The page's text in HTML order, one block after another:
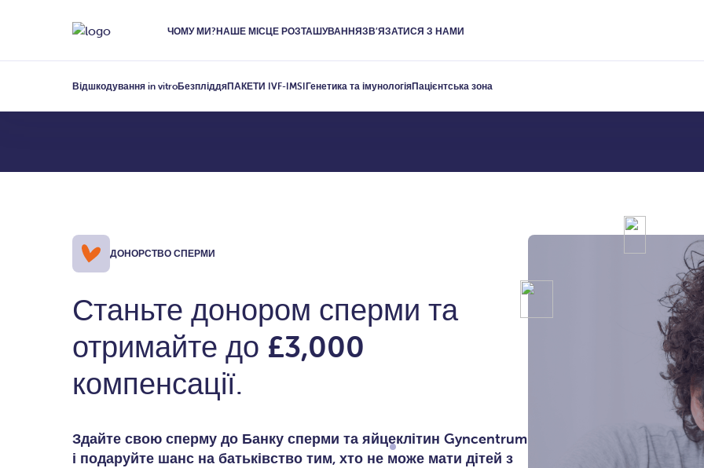
ЧОМУ МИ?НАШЕ МІСЦЕ РОЗТАШУВАННЯЗВ’ЯЗАТИСЯ З НАМИ
Відшкодування in vitroБезпліддяПАКЕТИ IVF-IMSIГенетика та імунологіяПацієнтська зона
Донорство сперми
ДОНОРСТВО СПЕРМИ
Станьте донором сперми та
отримайте до £3,000
компенсації.
Здайте свою сперму до Банку сперми та яйцеклітин Gyncentrum
і подаруйте шанс на батьківство тим, хто не може мати дітей з